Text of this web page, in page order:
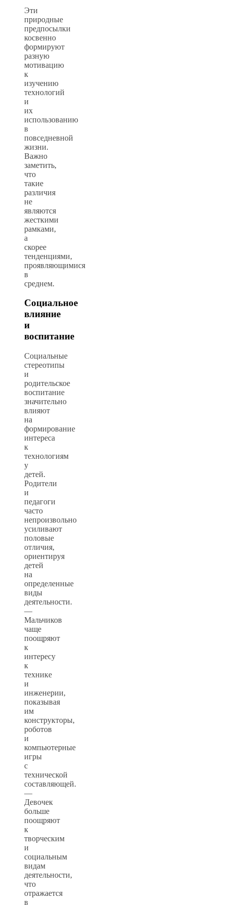
Эти
природные
предпосылки
косвенно
формируют
разную
мотивацию
к
изучению
технологий
и
их
использованию
в
повседневной
жизни.
Важно
заметить,
что
такие
различия
не
являются
жесткими
рамками,
а
скорее
тенденциями,
проявляющимися
в
среднем.
Социальное
влияние
и
воспитание
Социальные
стереотипы
и
родительское
воспитание
значительно
влияют
на
формирование
интереса
к
технологиям
у
детей.
Родители
и
педагоги
часто
непроизвольно
усиливают
половые
отличия,
ориентируя
детей
на
определенные
виды
деятельности.
—
Мальчиков
чаще
поощряют
к
интересу
к
технике
и
инженерии,
показывая
им
конструкторы,
роботов
и
компьютерные
игры
с
технической
составляющей.
—
Девочек
больше
поощряют
к
творческим
и
социальным
видам
деятельности,
что
отражается
в